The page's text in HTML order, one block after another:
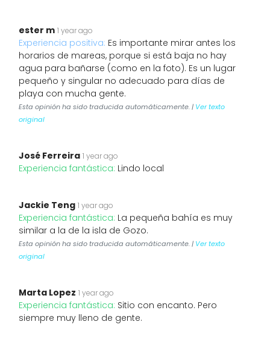
ester m 1 year ago
Experiencia positiva: Es importante mirar antes los
horarios de mareas, porque si está baja no hay
agua para bañarse (como en la foto). Es un lugar
pequeño y singular no adecuado para días de
playa con mucha gente.
Esta opinión ha sido traducida automáticamente. | Ver texto
original
José Ferreira 1 year ago
Experiencia fantástica: Lindo local
Jackie Teng 1 year ago
Experiencia fantástica: La pequeña bahía es muy
similar a la de la isla de Gozo.
Esta opinión ha sido traducida automáticamente. | Ver texto
original
Marta Lopez 1 year ago
Experiencia fantástica: Sitio con encanto. Pero
siempre muy lleno de gente.